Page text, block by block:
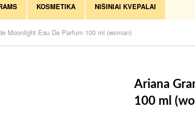
KOSMETIKA NIŠINIAI KVEPALAI
Moonlight Eau De Parfum 100 ml (woman)
Ariana
100 ml